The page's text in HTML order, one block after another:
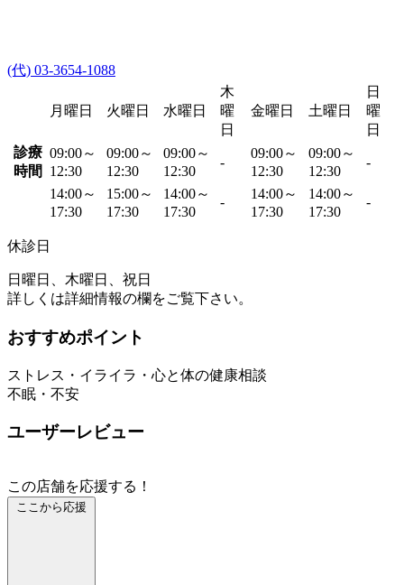
(代) 03-3654-1088
月曜日 火曜日 水曜日
木
曜
日
金曜日 土曜日
日
曜
日
診療
時間
09:00～
12:30
09:00～
12:30
09:00～
12:30
-
09:00～
12:30
09:00～
12:30
-
14:00～
17:30
15:00～
17:30
14:00～
17:30
-
14:00～
17:30
14:00～
17:30
-
休診日
日曜日、木曜日、祝日
詳しくは詳細情報の欄をご覧下さい。
おすすめポイント
ストレス・イライラ・心と体の健康相談
不眠・不安
ユーザーレビュー
この店舗を応援する！
ここから応援